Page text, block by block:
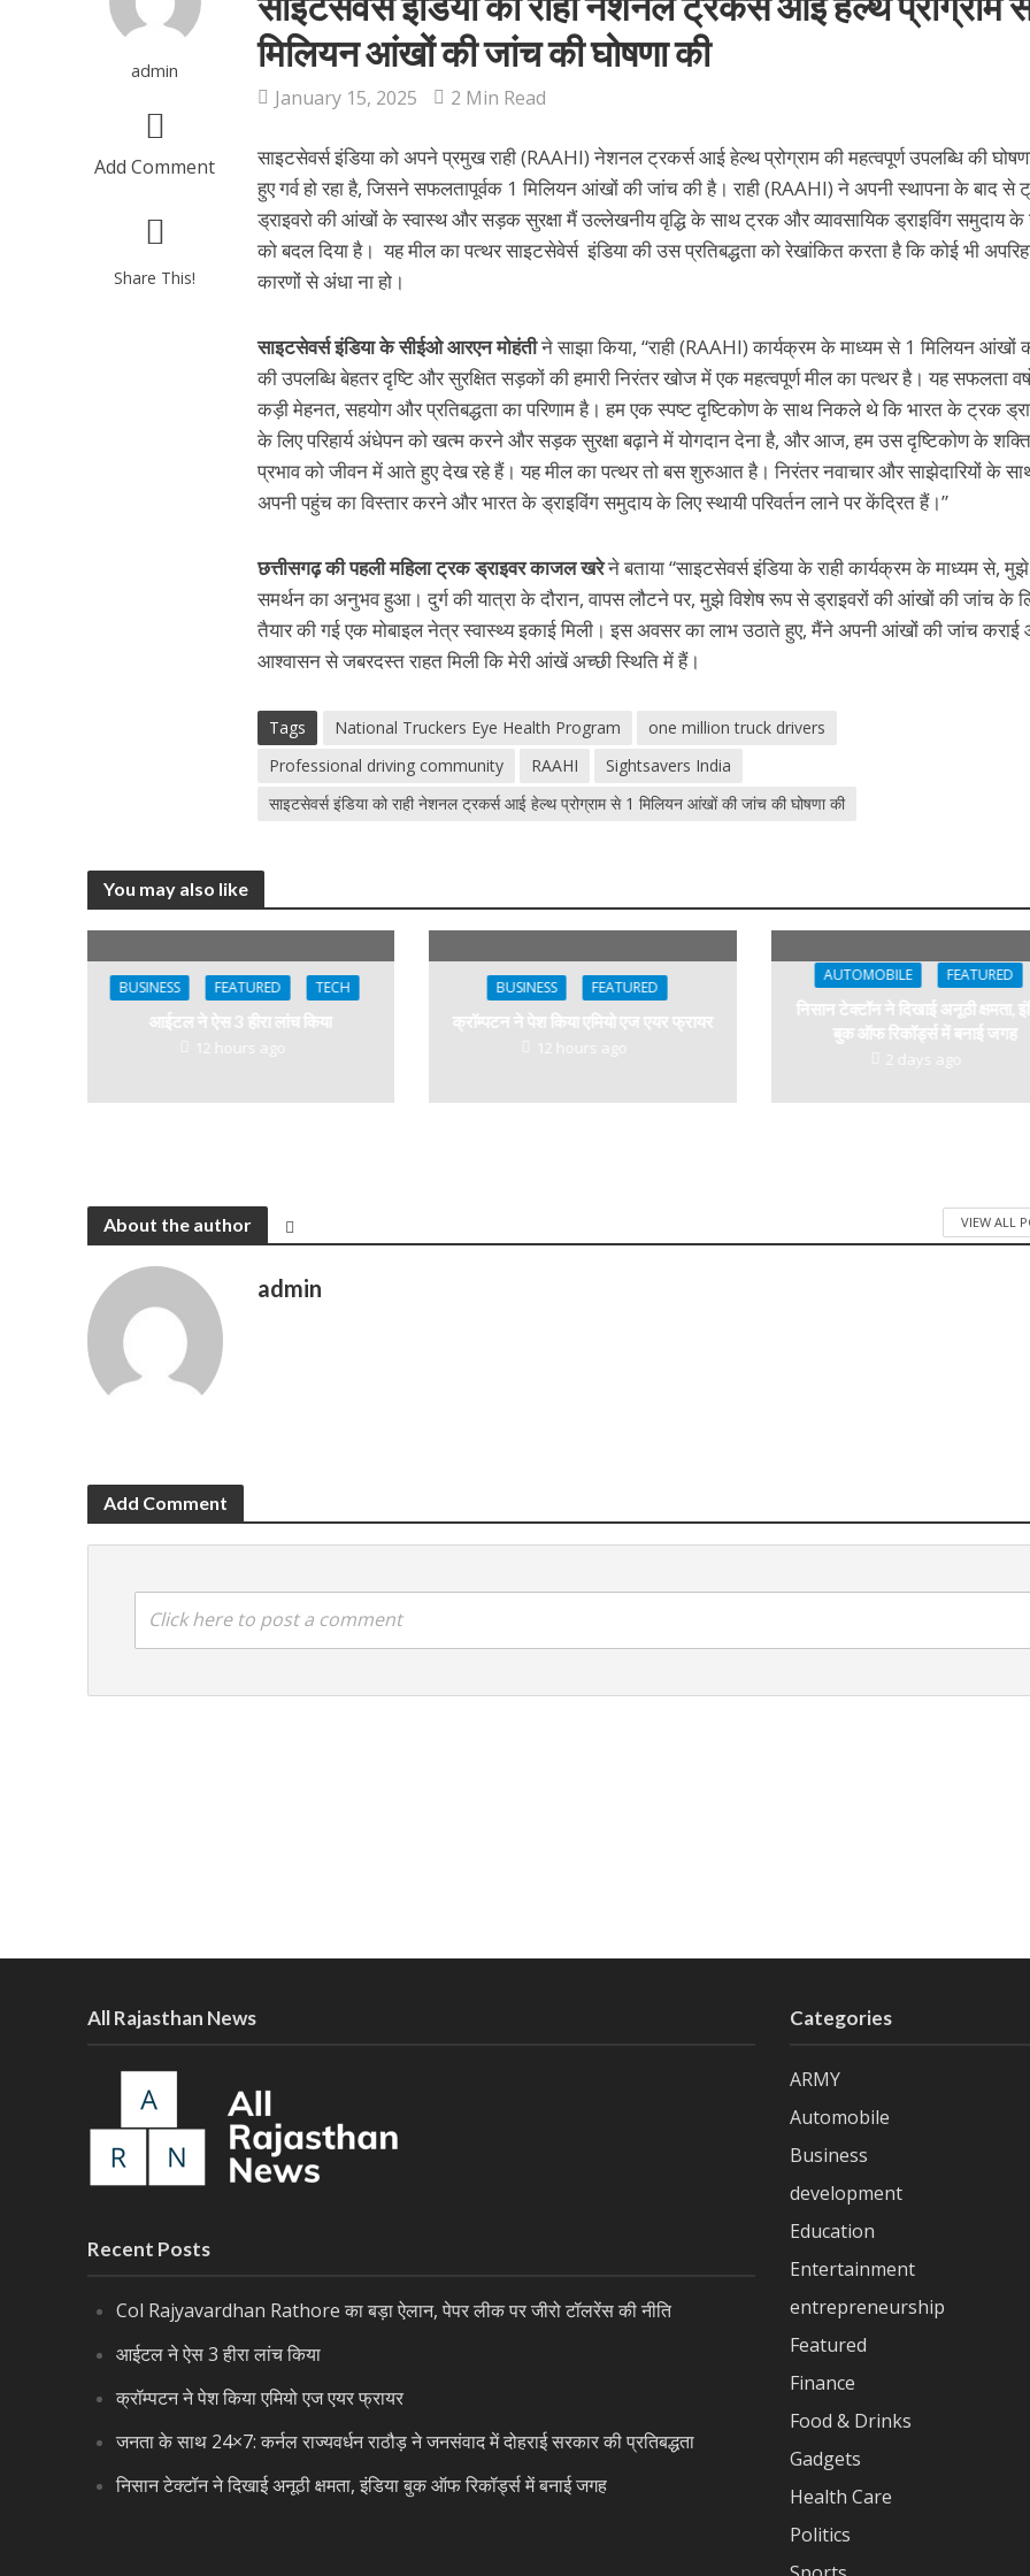
admin
Add Comment
Share This!
मिलियन आंखों की जांच की घोषणा की
January 15, 2025 2 Min Read
साइटसेवर्स इंडिया को अपने प्रमुख राही (RAAHI) नेशनल ट्रकर्स आई हेल्थ प्रोग्राम की महत्वपूर्ण उपलब्धि की
हुए गर्व हो रहा है, जिसने सफलतापूर्वक 1 मिलियन आंखों की जांच की है। राही (RAAHI) ने अपनी स्थापना के बाद से
ड्राइवरो की आंखों के स्वास्थ और सड़क सुरक्षा मैं उल्लेखनीय वृद्धि के साथ ट्रक और व्यावसायिक ड्राइविंग समुदाय
को बदल दिया है। यह मील का पत्थर साइटसेवेर्स इंडिया की उस प्रतिबद्धता को रेखांकित करता है कि कोई भी
कारणों से अंधा ना हो।
साइटसेवर्स इंडिया के सीईओ आरएन मोहंतीने साझा किया, “राही (RAAHI) कार्यक्रम के माध्यम से 1 मिलियन आंखों
की उपलब्धि बेहतर दृष्टि और सुरक्षित सड़कों की हमारी निरंतर खोज में एक महत्वपूर्ण मील का पत्थर है। यह सफलता
कड़ी मेहनत, सहयोग और प्रतिबद्धता का परिणाम है। हम एक स्पष्ट दृष्टिकोण के साथ निकले थे कि भारत के ट्रक
के लिए परिहार्य अंधेपन को खत्म करने और सड़क सुरक्षा बढ़ाने में योगदान देना है, और आज, हम उस दृष्टिकोण के
प्रभाव को जीवन में आते हुए देख रहे हैं। यह मील का पत्थर तो बस शुरुआत है। निरंतर नवाचार और साझेदारियों के
अपनी पहुंच का विस्तार करने और भारत के ड्राइविंग समुदाय के लिए स्थायी परिवर्तन लाने पर केंद्रित हैं।”
छत्तीसगढ़ की पहली महिला ट्रक ड्राइवर काजल खरेने बताया “साइटसेवर्स इंडिया के राही कार्यक्रम के माध्यम से,
समर्थन का अनुभव हुआ। दुर्ग की यात्रा के दौरान, वापस लौटने पर, मुझे विशेष रूप से ड्राइवरों की आंखों की जांच के
तैयार की गई एक मोबाइल नेत्र स्वास्थ्य इकाई मिली। इस अवसर का लाभ उठाते हुए, मैंने अपनी आंखों की जांच
आश्वासन से जबरदस्त राहत मिली कि मेरी आंखें अच्छी स्थिति में हैं।
Tags National Truckers Eye Health Program
one million truck drivers
Professional driving community
RAAHI
Sightsavers India
साइटसेवर्स इंडिया को राही नेशनल ट्रकर्स आई हेल्थ प्रोग्राम से 1 मिलियन आंखों की जांच की घोषणा की
You may also like
BUSINESS FEATURED TECH
आईटल ने ऐस 3 हीरा लांच किया
12 hours ago
BUSINESS FEATURED
क्रॉम्पटन ने पेश किया एमियो एज एयर फ्रायर
12 hours ago
AUTOMOBILE FEATURED
निसान टेक्टॉन ने दिखाई अनूठी क्षमता,
बुक ऑफ रिकॉर्ड्स में बनाई जगह
2 days ago
About the author VIEW ALL
admin
Add Comment
Click here to post a comment
All Rajasthan News
Recent Posts
Col Rajyavardhan Rathore का बड़ा ऐलान, पेपर लीक पर जीरो टॉलरेंस की नीति
आईटल ने ऐस 3 हीरा लांच किया
क्रॉम्पटन ने पेश किया एमियो एज एयर फ्रायर
जनता के साथ 24×7: कर्नल राज्यवर्धन राठौड़ ने जनसंवाद में दोहराई सरकार की प्रतिबद्धता
निसान टेक्टॉन ने दिखाई अनूठी क्षमता, इंडिया बुक ऑफ रिकॉर्ड्स में बनाई जगह
Categories
ARMY
Automobile
Business
development
Education
Entertainment
entrepreneurship
Featured
Finance
Food & Drinks
Gadgets
Health Care
Politics